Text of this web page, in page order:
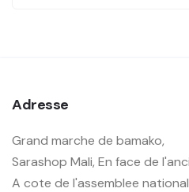
Adresse
Grand marche de bamako,
Sarashop Mali, En face de
A cote de l'assemblee